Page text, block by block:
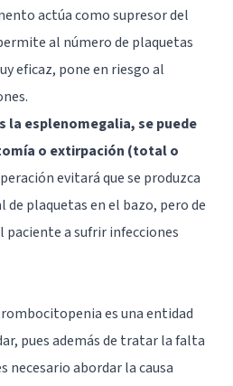
actúa como supresor del
al número de plaquetas
eficaz, pone en riesgo al
la esplenomegalia, se puede
o extirpación (total o
evitará que se produzca
plaquetas en el bazo, pero de
paciente a sufrir infecciones
es una entidad
pues además de tratar la falta
necesario abordar la causa